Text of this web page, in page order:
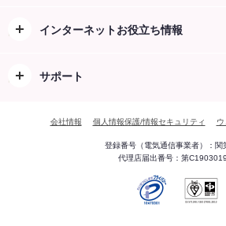
インターネットお役立ち情報
開く
サポート
開く
会社情報 個人情報保護/情報セキュリティ
登録番号（電気通信事業者）：関
代理店届出番号：第